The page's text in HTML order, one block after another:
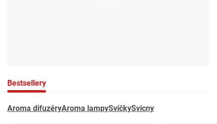
Bestsellery
Aroma difuzéryAroma lampySvíčkySvícny